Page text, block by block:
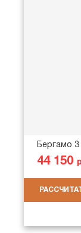
Бергамо 3
44 150